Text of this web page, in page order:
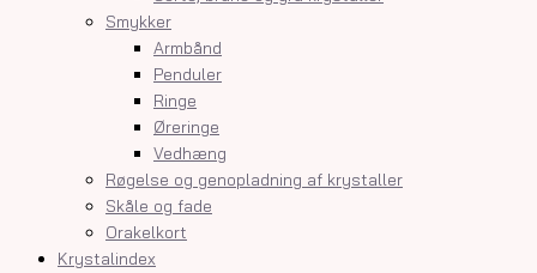
Smykker
Armbånd
Penduler
Ringe
Øreringe
Vedhæng
Røgelse og genopladning af krystaller
Skåle og fade
Orakelkort
Krystalindex